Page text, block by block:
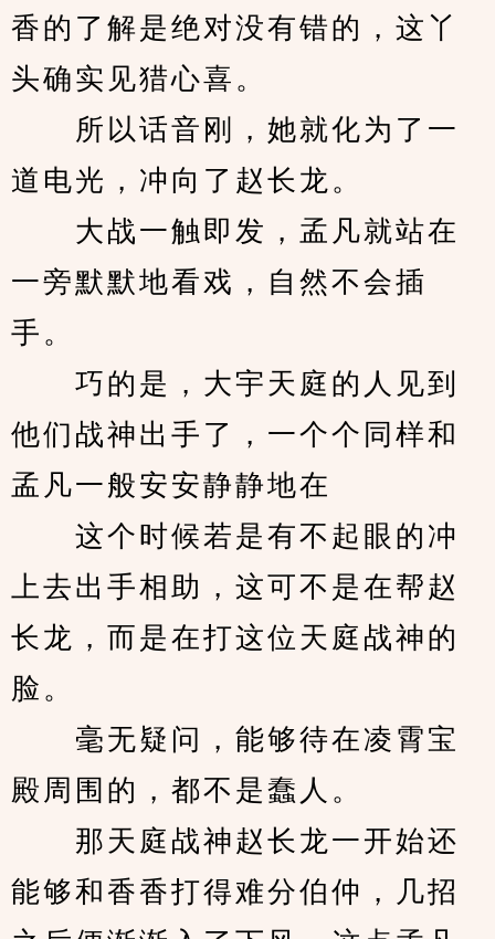
香的了解是绝对没有错的，这丫
头确实见猎心喜。
所以话音刚，她就化为了一
道电光，冲向了赵长龙。
大战一触即发，孟凡就站在
一旁默默地看戏，自然不会插
手。
巧的是，大宇天庭的人见到
他们战神出手了，一个个同样和
孟凡一般安安静静地在
这个时候若是有不起眼的冲
上去出手相助，这可不是在帮赵
长龙，而是在打这位天庭战神的
脸。
毫无疑问，能够待在凌霄宝
殿周围的，都不是蠢人。
那天庭战神赵长龙一开始还
能够和香香打得难分伯仲，几招